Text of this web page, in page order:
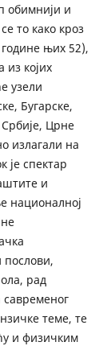
обимнији и
то како кроз
њих 52),
из којих
узели
Бугарске,
Црне
излагали на
је спектар
и
националној
послови,
рад
теме, те
и физичким